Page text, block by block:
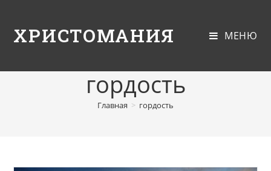
ХРИСТОМАНИЯ МЕНЮ
гордость
Главная > гордость